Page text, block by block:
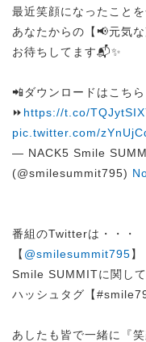
最近笑顔になったこと
あなたからの【📢元気
お待ちしてます📬✨
📲ダウンロードはこちら
⏩ https://t.co/
pic.twitter.com/
— NACK5 Smile
(@smilesummit795)
番組のTwitterは・・・
【 @smilesummit795】
Smile SUMMITに関し
ハッシュタグ【
あしたも皆で一緒に『